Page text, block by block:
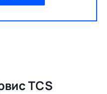
TCS